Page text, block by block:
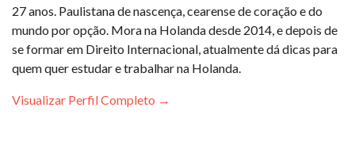
27 anos. Paulistana de nascença, cearense de coração e do
mundo por opção. Mora na Holanda desde 2014, e depois de
se formar em Direito Internacional, atualmente dá dicas para
quem quer estudar e trabalhar na Holanda.
Visualizar Perfil Completo →